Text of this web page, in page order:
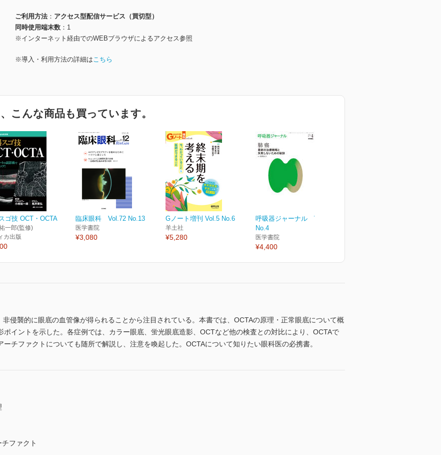
ご利用方法
アクセス型配信サービス（買切型）
同時使用端末数
1
※インターネット経由でのWEBブラウザによるアクセス参照
※導入・利用方法の詳細はこちら
こんな商品も買っています。
ゴ技 OCT・OCTA
一郎(監修)
カ出版
臨床眼科 Vol.72 No.13
医学書院
¥3,080
Gノート増刊 Vol.5 No.6
羊土社
¥5,280
呼吸器ジャーナル Vol.65
No.4
医学書院
¥4,400
侵襲的に眼底の血管像が得られることから注目されている。本書では、OCTAの原理・正常眼底について概
イントを示した。各症例では、カラー眼底、蛍光眼底造影、OCTなど他の検査との対比により、OCTAで
チファクトについても随所で解説し、注意を喚起した。OCTAについて知りたい眼科医の必携書。
ファクト